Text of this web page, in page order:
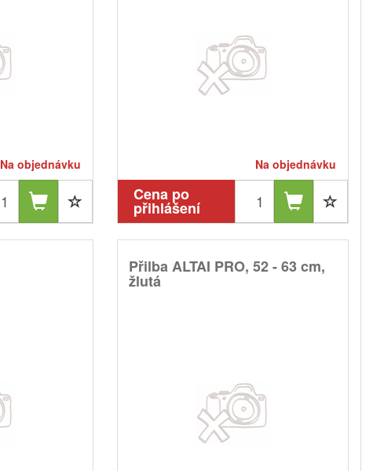
Na objednávku Na objednávku
Cena po
přihlášení
Přilba ALTAI PRO, 52 - 63 cm,
žlutá